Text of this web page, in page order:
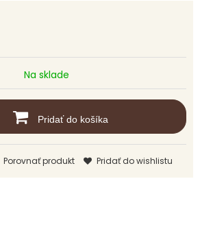
Na sklade
Pridať do košíka
Porovnať produkt Pridať do wishlistu